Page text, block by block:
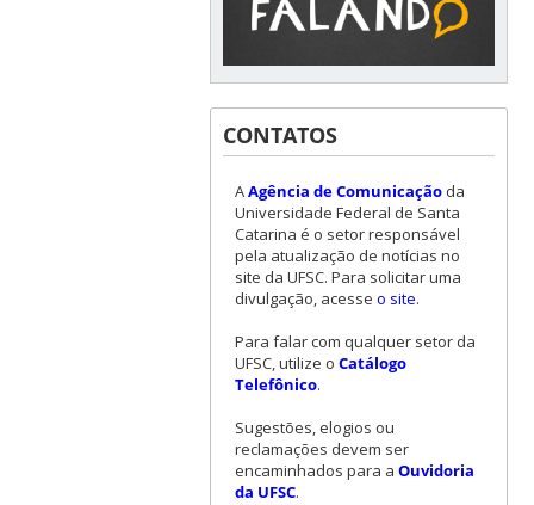
CONTATOS
AAgência de Comunicaçãoda
Universidade Federal de Santa
Catarina é o setor responsável
pela atualização de notícias no
site da UFSC. Para solicitar uma
divulgação, acesse o site.
Para falar com qualquer setor da
UFSC, utilize o Catálogo
Telefônico.
Sugestões, elogios ou
reclamações devem ser
encaminhados para a Ouvidoria
da UFSC.